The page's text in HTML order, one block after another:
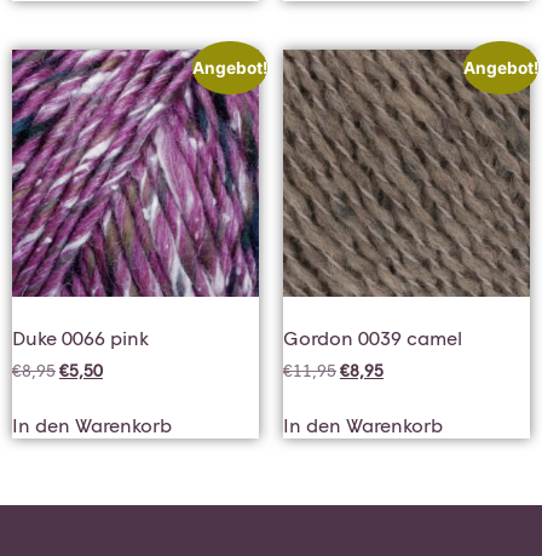
Angebot!
Duke 0066 pink
€8,95€5,50
In den Warenkorb
Angebot!
Gordon 0039 camel
€11,95€8,95
In den Warenkorb